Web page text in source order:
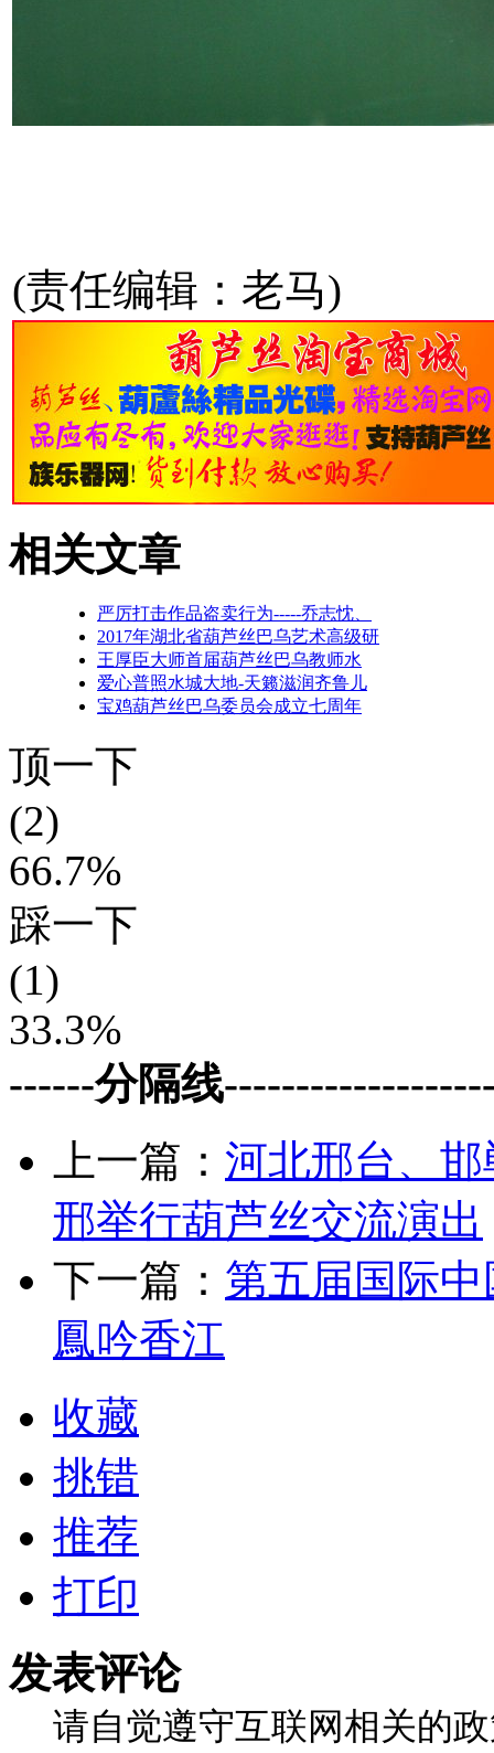
(责任编辑：老马)
相关文章
严厉打击作品盗卖行为-----乔志忱、
2017年湖北省葫芦丝巴乌艺术高级研
王厚臣大师首届葫芦丝巴乌教师水
爱心普照水城大地-天籁滋润齐鲁儿
宝鸡葫芦丝巴乌委员会成立七周年
顶一下
(2)
66.7%
踩一下
(1)
33.3%
------分隔线
上一篇： 河北邢台、
邢举行葫芦丝交流演出
下一篇： 第五届国际
鳳吟香江
收藏
挑错
推荐
打印
发表评论
请自觉遵守互联网相关的